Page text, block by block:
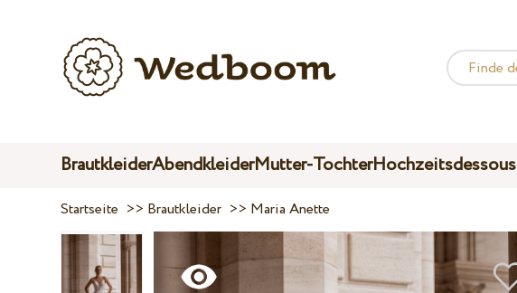
BrautkleiderAbendkleiderMutter-TochterHochzeitsdessous
Startseite >> Brautkleider >> Maria Anette